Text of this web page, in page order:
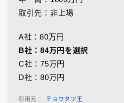
取引先：非上場
A社：80万円
B社：84万円を選択
C社：75万円
D社：80万円
チョウタツ王